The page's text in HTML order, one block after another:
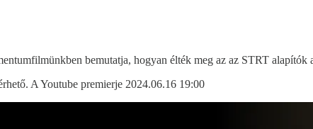
bemutatja, hogyan élték meg az az STRT
A Youtube premierje 2024.06.16 19:00